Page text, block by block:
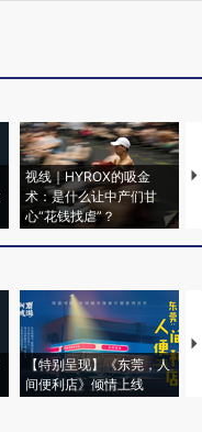
视线｜HYROX的吸金
术：是什么让中产们甘
心“花钱找虐”？
【特别呈现】《东莞，人
间便利店》倾情上线